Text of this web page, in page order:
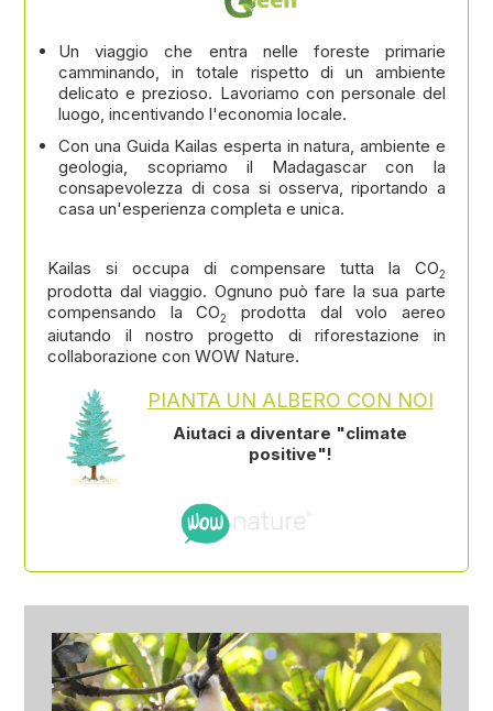
Un viaggio che entra nelle foreste primarie
camminando, in totale rispetto di un ambiente
delicato e prezioso. Lavoriamo con personale del
luogo, incentivando l'economia locale.
Con una Guida Kailas esperta in natura, ambiente e
geologia, scopriamo il Madagascar con la
consapevolezza di cosa si osserva, riportando a
casa un'esperienza completa e unica.
Kailas si occupa di compensare tutta la CO2
prodotta dal viaggio. Ognuno può fare la sua parte
compensando la CO2
prodotta dal volo aereo
aiutando il nostro progetto di riforestazione in
collaborazione con WOW Nature.
PIANTA UN ALBERO CON NOI
Aiutaci a diventare "climate
positive"!